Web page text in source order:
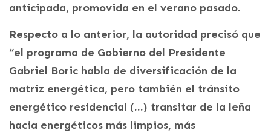
anticipada, promovida en el verano pasado.
Respecto a lo anterior, la autoridad precisó que
“el programa de Gobierno del Presidente
Gabriel Boric habla de diversificación de la
matriz energética, pero también el tránsito
energético residencial (…) transitar de la leña
hacia energéticos más limpios, más